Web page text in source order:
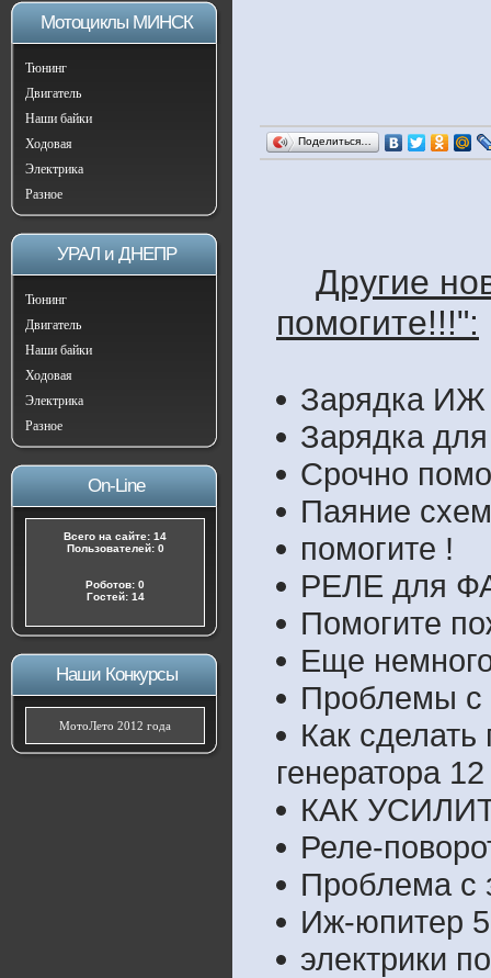
Мотоциклы МИНСК
Тюнинг
Двигатель
Наши байки
Ходовая
Электрика
Разное
УРАЛ и ДНЕПР
Тюнинг
Двигатель
Наши байки
Ходовая
Электрика
Разное
On-Line
Всего на сайте: 14
Пользователей: 0
Роботов: 0
Гостей: 14
Наши Конкурсы
МотоЛето 2012 года
Поделиться…
Другие
помогите!!!":
Зарядка
Зарядка
Срочно
Паяние схем
помогите !
РЕЛЕ для
Помогите
Еще
Проблемы с
Как
генератора
КАК
Реле-
Проблема с
Иж-юпитер
электрики